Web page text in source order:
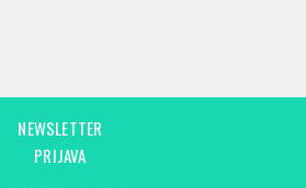
NEWSLETTER
PRIJAVA